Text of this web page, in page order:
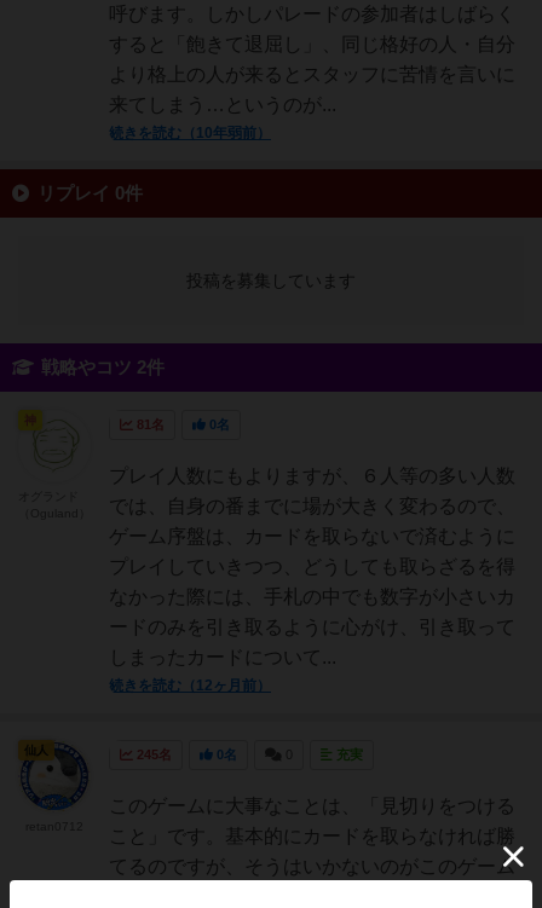
呼びます。しかしパレードの参加者はしばらく
すると「飽きて退屈し」、同じ格好の人・自分
より格上の人が来るとスタッフに苦情を言いに
来てしまう…というのが...
続きを読む（10年弱前）
リプレイ 0件
投稿を募集しています
戦略やコツ 2件
81名 0名
プレイ人数にもよりますが、６人等の多い人数
では、自身の番までに場が大きく変わるので、
ゲーム序盤は、カードを取らないで済むように
プレイしていきつつ、どうしても取らざるを得
なかった際には、手札の中でも数字が小さいカ
ードのみを引き取るように心がけ、引き取って
しまったカードについて...
続きを読む（12ヶ月前）
245名 0名 充実
このゲームに大事なことは、「見切りをつける
こと」です。基本的にカードを取らなければ勝
てるのですが、そうはいかないのがこのゲーム
仙人